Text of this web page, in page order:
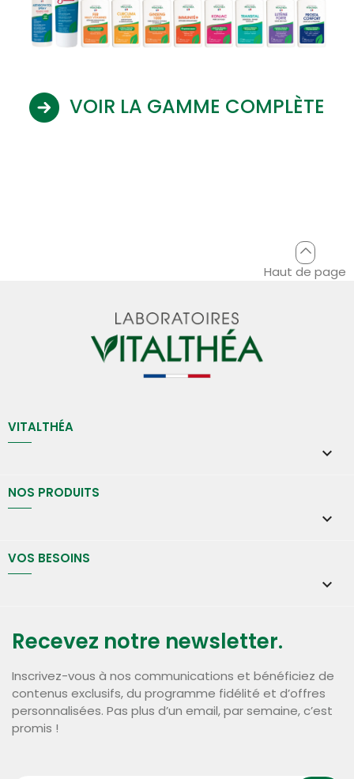
VOIR LA GAMME COMPLÈTE
Haut de page
VITALTHÉA

NOS PRODUITS

VOS BESOINS

Recevez notre newsletter.
Inscrivez-vous à nos communications et bénéficiez de
contenus exclusifs, du programme fidélité et d’offres
personnalisées. Pas plus d’un email, par semaine, c’est
promis !